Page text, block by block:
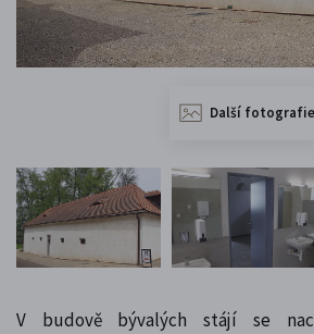
Další fotografie
V budově bývalých stájí se